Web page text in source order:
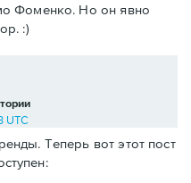
Фоменко. Но он явно
:)
UTC
Теперь вот этот пост